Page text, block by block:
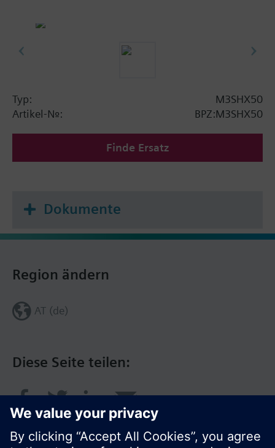
Typ:
M3SHX50
Artikel-Nr.:
BPZ:M3SHX50
Finde Ersatz
Dokumente
Diese Seite teilen:
Region ändern
AT (de)